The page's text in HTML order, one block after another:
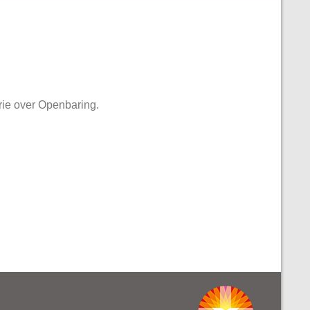
over Openbaring.